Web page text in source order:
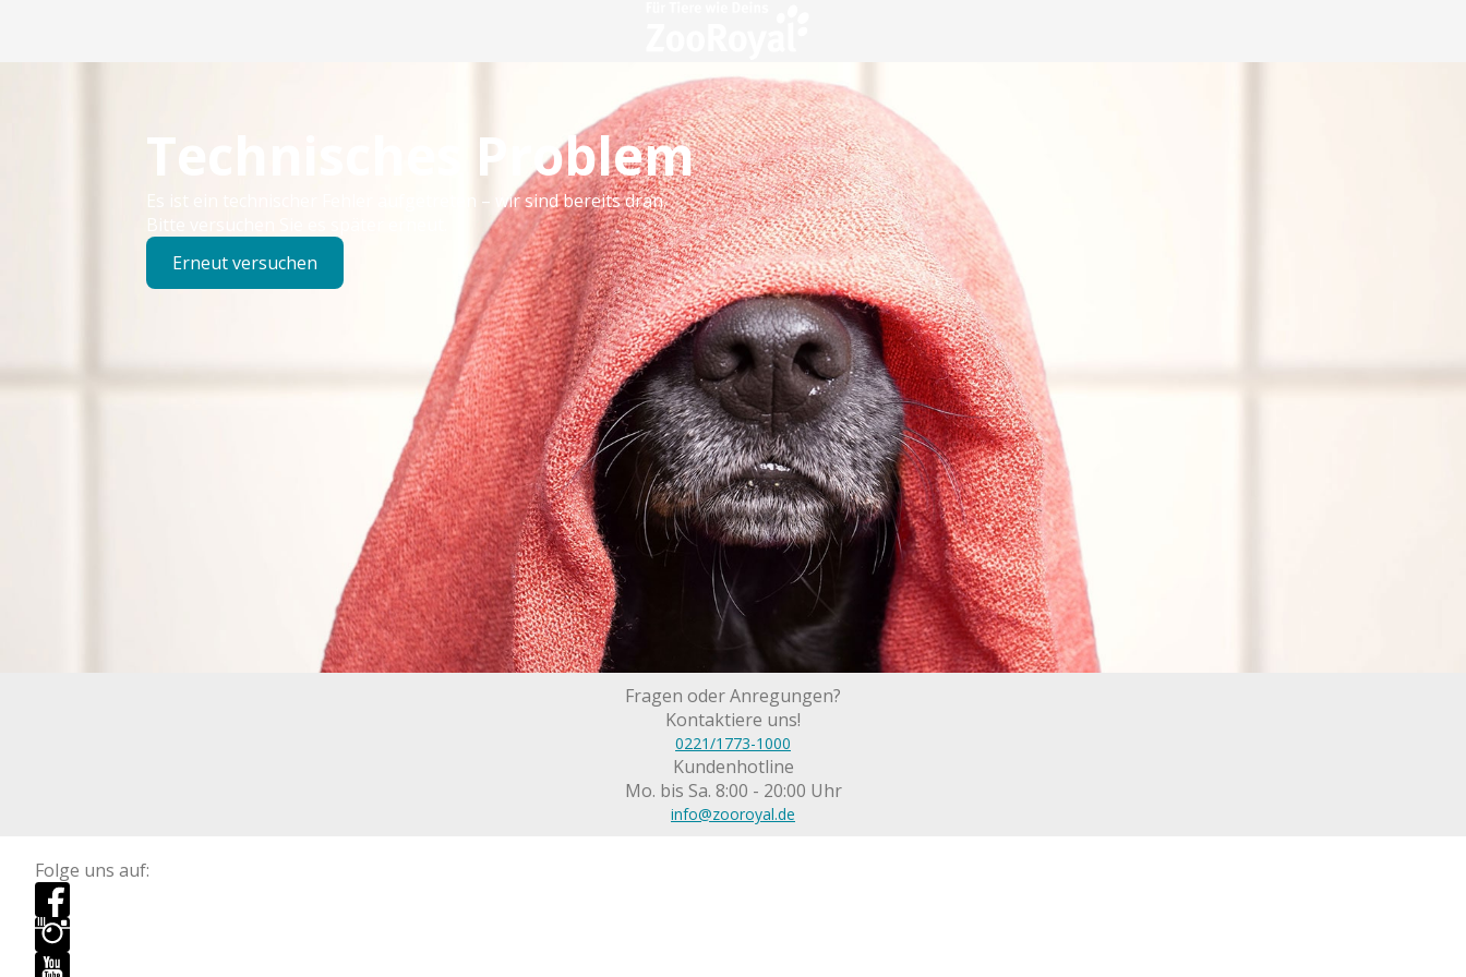
Technisches Problem
Es ist ein technischer Fehler aufgetreten – wir sind bereits dran.
Bitte versuchen Sie es später erneut.
Erneut versuchen
Fragen oder Anregungen?
Kontaktiere uns!
0221/1773-1000
Kundenhotline
Mo. bis Sa. 8:00 - 20:00 Uhr
info@zooroyal.de
Folge uns auf: